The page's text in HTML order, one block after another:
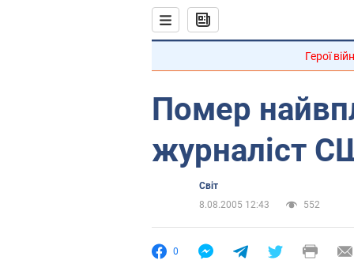
Герої
Помер
журналіст
Світ
8.08.2005 12:43
552
0